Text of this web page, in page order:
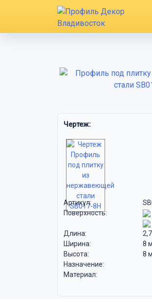
Чертеж:
Артикул:
Поверхность:
Длина:
Ширина:
8
Высота:
8
Назначение:
Материал: